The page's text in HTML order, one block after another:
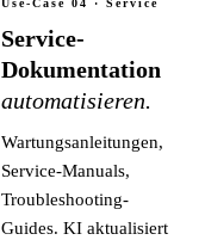
Use-Case 04 · Service
Service-
Dokumentation
automatisieren.
Wartungsanleitungen,
Service-Manuals,
Troubleshooting-
Guides. KI aktualisiert